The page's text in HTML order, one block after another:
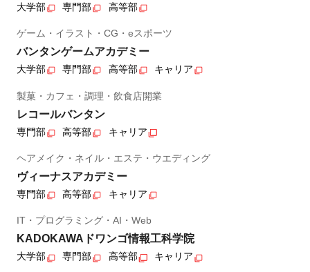
大学部 専門部 高等部
ゲーム・イラスト・CG・eスポーツ
バンタンゲームアカデミー
大学部 専門部 高等部 キャリア
製菓・カフェ・調理・飲食店開業
レコールバンタン
専門部 高等部 キャリア
ヘアメイク・ネイル・エステ・ウエディング
ヴィーナスアカデミー
専門部 高等部 キャリア
IT・プログラミング・AI・Web
KADOKAWAドワンゴ情報工科学院
大学部 専門部 高等部 キャリア